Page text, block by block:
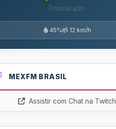
Ensolarado
45% 12 km/h
MEXFM BRASIL
Assistir com Chat na Twitch